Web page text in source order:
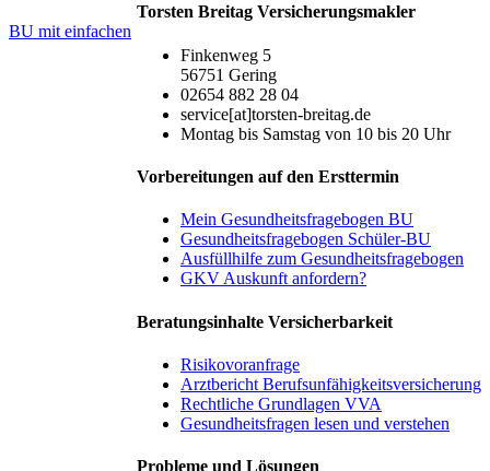
Torsten Breitag Versicherungsmakler
Finkenweg 5
56751 Gering
02654 882 28 04
service[at]torsten-breitag.de
Montag bis Samstag von 10 bis 20 Uhr
Vorbereitungen auf den Ersttermin
Mein Gesundheitsfragebogen BU
Gesundheitsfragebogen Schüler-BU
Ausfüllhilfe zum Gesundheitsfragebogen
GKV Auskunft anfordern?
Beratungsinhalte Versicherbarkeit
Risikovoranfrage
Arztbericht Berufsunfähigkeitsversicherung
Rechtliche Grundlagen VVA
Gesundheitsfragen lesen und verstehen
Probleme und Lösungen
BU mit einfachen